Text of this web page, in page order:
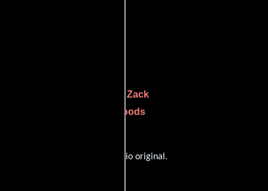
quien interpreta a Ric Gudmond,Zack
Ele Woods
dialogos en en su audio original.